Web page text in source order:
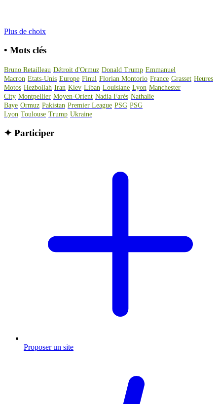
Plus de choix
• Mots clés
Bruno Retailleau Détroit d'Ormuz Donald Trump Emmanuel
Macron Etats-Unis Europe Finul Florian Montorio France Grasset Heures
Motos Hezbollah Iran Kiev Liban Louisiane Lyon Manchester
City Montpellier Moyen-Orient Nadia Farès Nathalie
Baye Ormuz Pakistan Premier League PSG PSG
Lyon Toulouse Trump Ukraine
✦ Participer
Proposer un site